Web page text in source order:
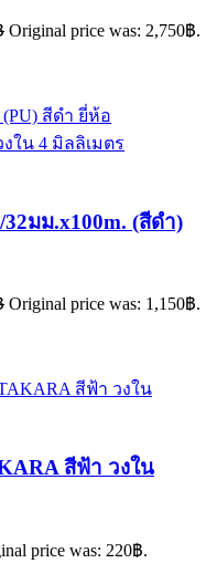
Original price was: 2,750฿.
มม.x100m. (สีดำ)
Original price was: 1,150฿.
สีฟ้า วงใน
price was: 220฿.